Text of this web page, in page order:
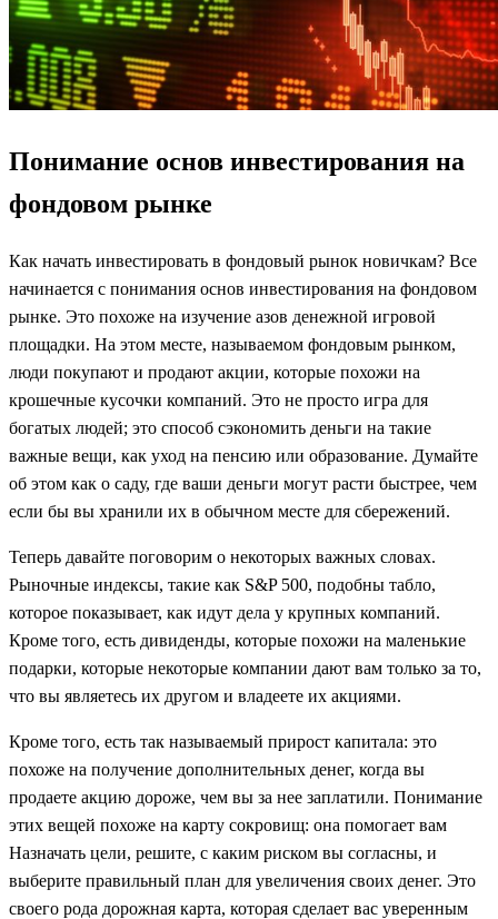
Понимание основ инвестирования на
фондовом рынке
Как начать инвестировать в фондовый рынок новичкам? Все
начинается с понимания основ инвестирования на фондовом
рынке. Это похоже на изучение азов денежной игровой
площадки. На этом месте, называемом фондовым рынком,
люди покупают и продают акции, которые похожи на
крошечные кусочки компаний. Это не просто игра для
богатых людей; это способ сэкономить деньги на такие
важные вещи, как уход на пенсию или образование. Думайте
об этом как о саду, где ваши деньги могут расти быстрее, чем
если бы вы хранили их в обычном месте для сбережений.
Теперь давайте поговорим о некоторых важных словах.
Рыночные индексы, такие как S&P 500, подобны табло,
которое показывает, как идут дела у крупных компаний.
Кроме того, есть дивиденды, которые похожи на маленькие
подарки, которые некоторые компании дают вам только за то,
что вы являетесь их другом и владеете их акциями.
Кроме того, есть так называемый прирост капитала: это
похоже на получение дополнительных денег, когда вы
продаете акцию дороже, чем вы за нее заплатили. Понимание
этих вещей похоже на карту сокровищ: она помогает вам
Назначать цели, решите, с каким риском вы согласны, и
выберите правильный план для увеличения своих денег. Это
своего рода дорожная карта, которая сделает вас уверенным